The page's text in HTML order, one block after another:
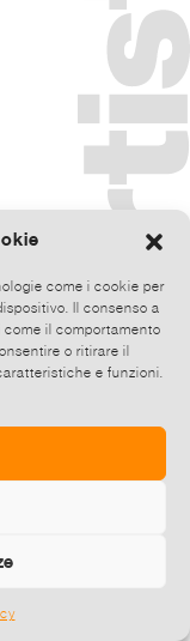
come i cookie per
Il consenso a
il comportamento
o ritirare il
e funzioni.